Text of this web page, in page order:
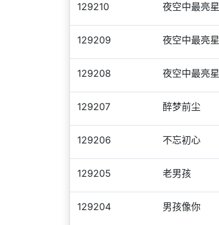
129210 夜空中最亮星
129209 夜空中最亮星
129208 夜空中最亮星
129207 醉梦前尘
129206 不忘初心
129205 老男孩
129204 男孩像你